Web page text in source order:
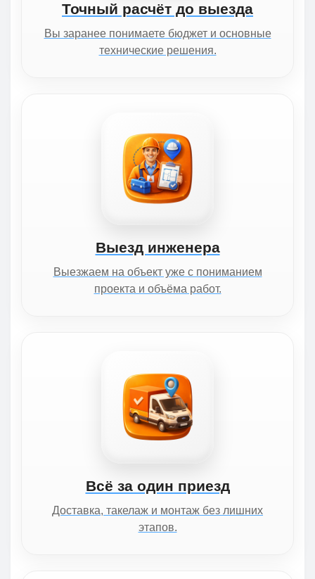
Точный расчёт до выезда
Вы заранее понимаете бюджет и основные
технические решения.
Выезд инженера
Выезжаем на объект уже с пониманием
проекта и объёма работ.
Всё за один приезд
Доставка, такелаж и монтаж без лишних
этапов.